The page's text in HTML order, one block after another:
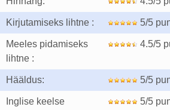
Kirjutamiseks lihtne : 5/5
Meeles pidamiseks
lihtne :
4.5/5
Hääldus: 5/5
Inglise keelse
5/5